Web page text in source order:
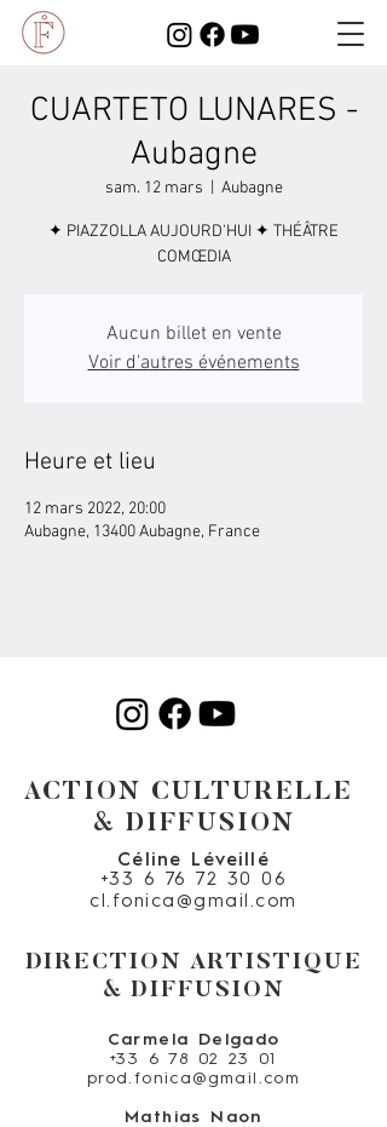
CUARTETO LUNARES -
Aubagne
sam. 12 mars Aubagne
✦ PIAZZOLLA AUJOURD'HUI ✦ THÉÂTRE
COMŒDIA
Aucun billet en vente
Voir d'autres événements
Heure et lieu
12 mars 2022, 20:00
Aubagne, 13400 Aubagne, France
ACTION CULTURELLE
& DIFFUSION
Céline Léveillé
+33 6 76 72 30 06
cl.fonica@gmail.com
DIRECTION ARTISTIQUE
& DIFFUSION
Carmela Delgado
+33 6 78 02 23 01
prod.fonica@gmail.com
Mathias Naon